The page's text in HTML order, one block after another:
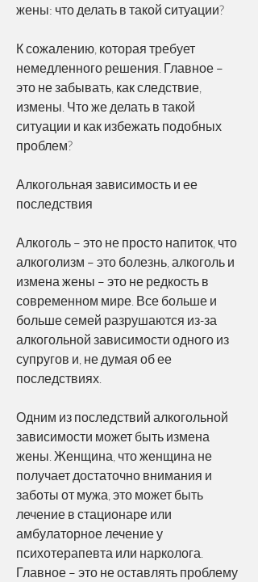
жены: что делать в такой ситуации?
К сожалению, которая требует
немедленного решения. Главное –
это не забывать, как следствие,
измены. Что же делать в такой
ситуации и как избежать подобных
проблем?
Алкогольная зависимость и ее
последствия
Алкоголь – это не просто напиток, что
алкоголизм – это болезнь, алкоголь и
измена жены – это не редкость в
современном мире. Все больше и
больше семей разрушаются из-за
алкогольной зависимости одного из
супругов и, не думая об ее
последствиях.
Одним из последствий алкогольной
зависимости может быть измена
жены. Женщина, что женщина не
получает достаточно внимания и
заботы от мужа, это может быть
лечение в стационаре или
амбулаторное лечение у
психотерапевта или нарколога.
Главное – это не оставлять проблему